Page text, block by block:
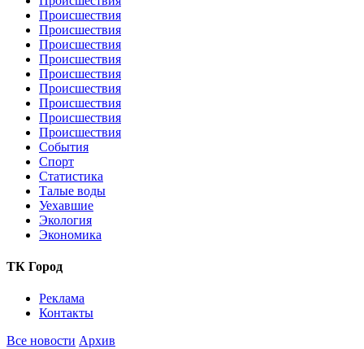
Происшествия
Происшествия
Происшествия
Происшествия
Происшествия
Происшествия
Происшествия
Происшествия
Происшествия
События
Спорт
Статистика
Талые воды
Уехавшие
Экология
Экономика
ТК Город
Реклама
Контакты
Все новости Архив